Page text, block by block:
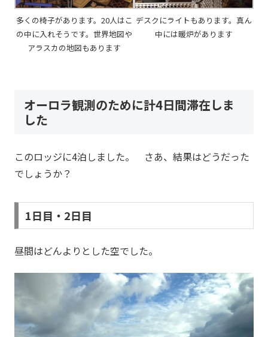
多くの椅子があります。20人はこ
の中に入れそうです。世界地図や
アラスカの地図もあります
デスクにライトもあります。真ん
中には暖炉があります
オーロラ観測のために計4日間滞在しま
した
このロッジに4泊しました。 さあ、結果はどうだった
でしょうか？
1日目・2日目
昼間はどんよりとした空でした。